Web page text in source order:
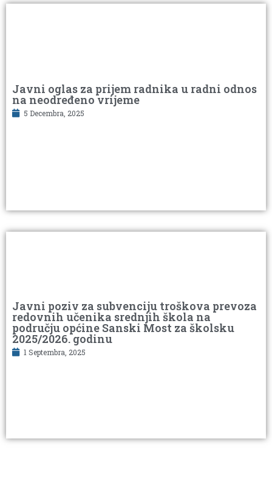
Javni oglas za prijem radnika u radni odnos
na neodređeno vrijeme
5 Decembra, 2025
Javni poziv za subvenciju troškova prevoza
redovnih učenika srednjih škola na
području općine Sanski Most za školsku
2025/2026. godinu
1 Septembra, 2025